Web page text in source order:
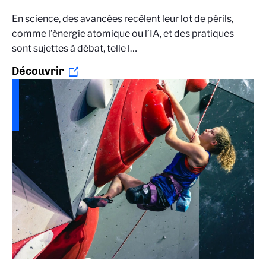
En science, des avancées recèlent leur lot de périls,
comme l’énergie atomique ou l’IA, et des pratiques
sont sujettes à débat, telle l…
Découvrir